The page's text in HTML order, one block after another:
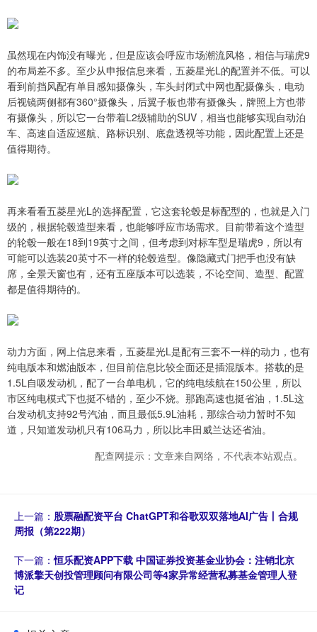
虽然现在内饰没有曝光，但是应该会呼应市场潮流风格，相信与瑞虎9
的布局差不多。至少从申报信息来看，五菱星光L的配置并不低。可以
看到前挡风配有单目感知摄像头，车头封闭式中网也配摄像头，电动
后视镜两侧都有360°摄像头，后翼子板也带有摄像头，牌照上方也带
有摄像头，所以它一台带着L2级辅助的SUV，相当也能够实现自动泊
车、高速自适应巡航、路标识别、底盘透视等功能，因此配置上还是
值得期待。
再来看看五菱星光L的选择配置，它这套轮毂是标配型的，也就是入门
级的，根据轮毂造型来看，也能够呼应市场需求。目前带着这个造型
的轮毂一般在18到19英寸之间，但考虑到对标车型是瑞虎9，所以有
可能可以选装20英寸不一样的轮毂造型。像隐藏式门把手也没有缺
席，全景天窗也有，还有五座版本可以选装，不论空间、造型、配置
都是值得期待的。
动力方面，网上信息来看，五菱星光L是配有三套不一样的动力，也有
纯电版本和燃油版本，但目前信息比较全面还是插混版本。搭载的是
1.5L自吸发动机，配了一台单电机，它的纯电续航在150公里，所以
市区纯电模式下也挺不错的，至少不烧。那跑高速也挺省油，1.5L这
台发动机支持92号汽油，而且最低5.9L油耗，那综合动力暂时不知
道，只知道发动机只有106马力，所以比丰田威兰达还省油。
配查网提示：文章来自网络，不代表本站观点。
上一篇： 股票融配资平台 ChatGPT和谷歌双双落地AI广告丨合规
周报（第222期）
下一篇：恒乐配资APP下载 中国证券投资基金业协会：注销北京
博派擎天创投管理顾问有限公司等4家异常经营私募基金管理人登
记